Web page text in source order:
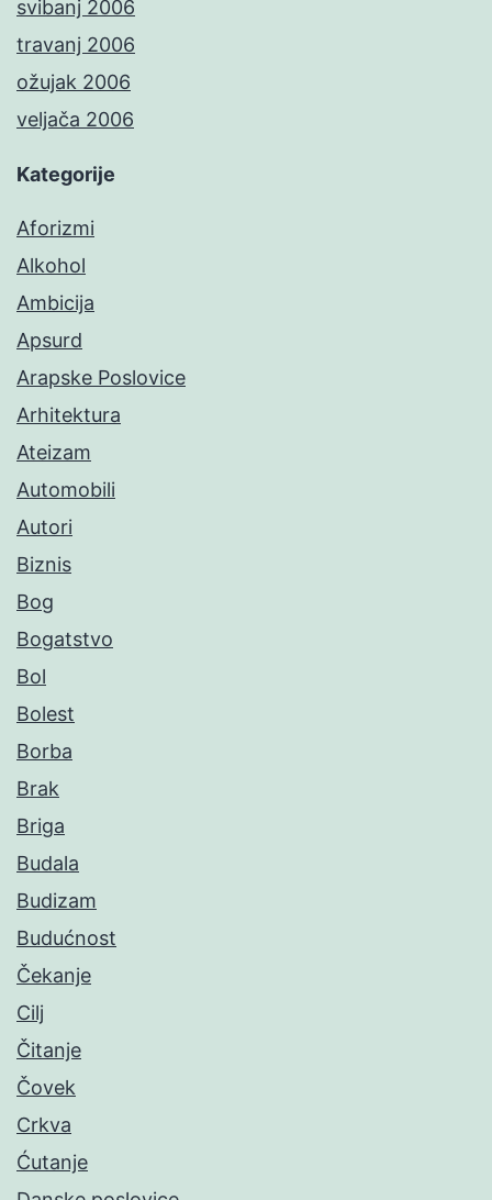
svibanj 2006
travanj 2006
ožujak 2006
veljača 2006
Kategorije
Aforizmi
Alkohol
Ambicija
Apsurd
Arapske Poslovice
Arhitektura
Ateizam
Automobili
Autori
Biznis
Bog
Bogatstvo
Bol
Bolest
Borba
Brak
Briga
Budala
Budizam
Budućnost
Čekanje
Cilj
Čitanje
Čovek
Crkva
Ćutanje